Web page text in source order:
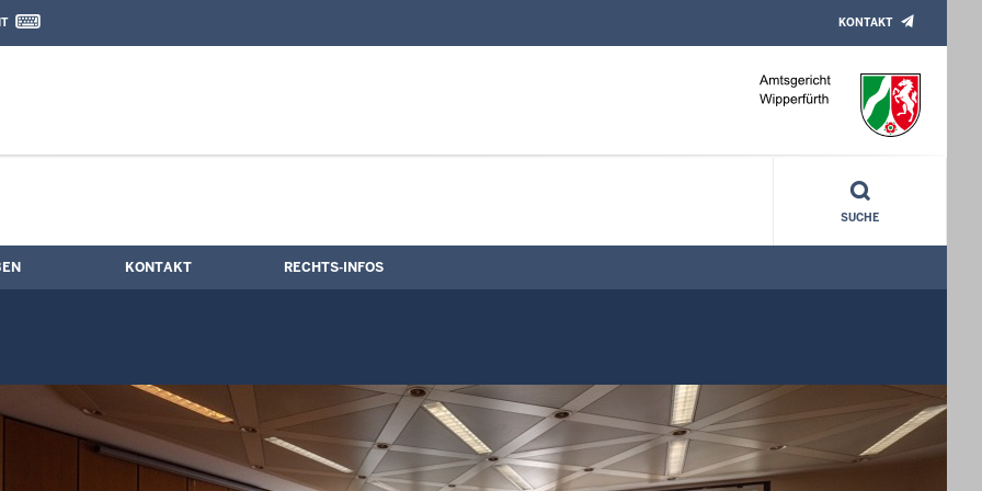
Kontaktformular
KONTAKT
SUCHE
KONTAKT RECHTS-INFOS